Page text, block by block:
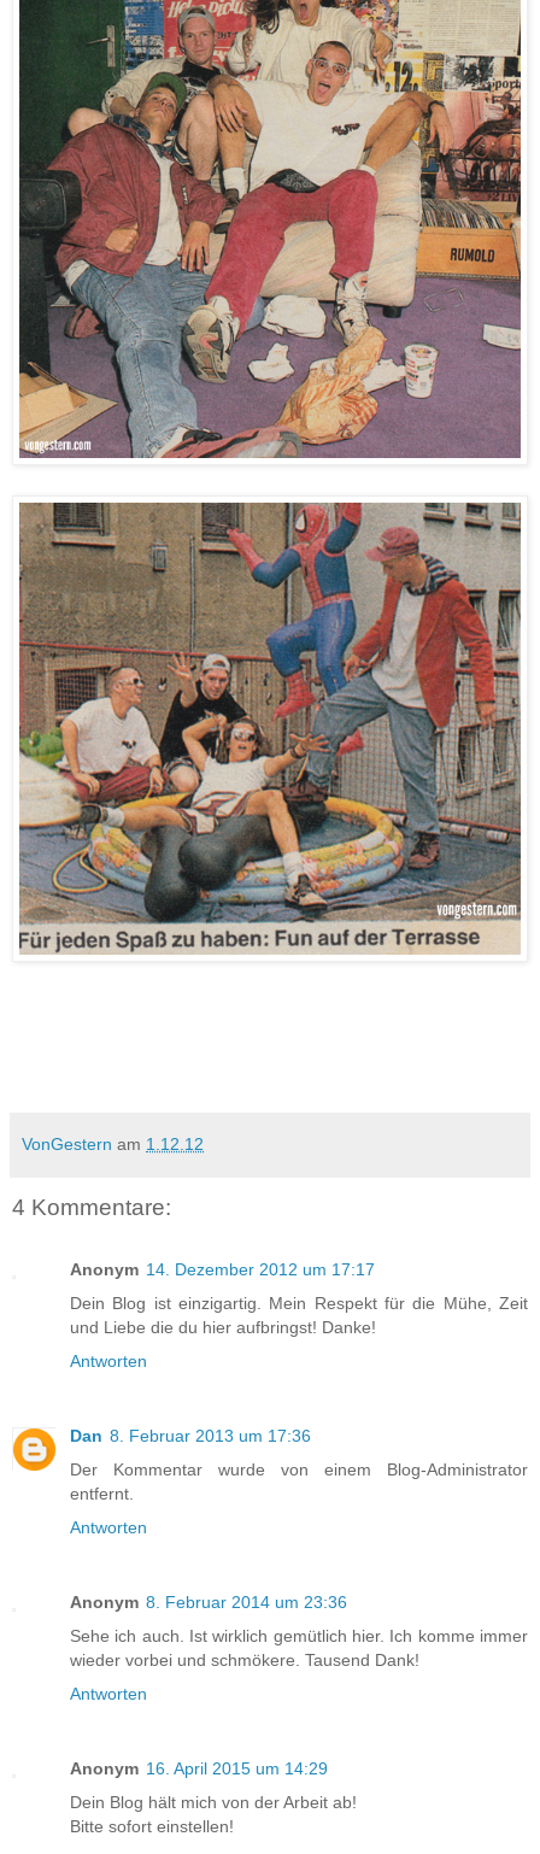
VonGestern am 1.12.12
4 Kommentare:
Anonym 14. Dezember 2012 um 17:17
Dein Blog ist einzigartig. Mein Respekt für die Mühe, Zeit
und Liebe die du hier aufbringst! Danke!
Antworten
Dan 8. Februar 2013 um 17:36
Der Kommentar wurde von einem Blog-Administrator
entfernt.
Antworten
Anonym 8. Februar 2014 um 23:36
Sehe ich auch. Ist wirklich gemütlich hier. Ich komme immer
wieder vorbei und schmökere. Tausend Dank!
Antworten
Anonym 16. April 2015 um 14:29
Dein Blog hält mich von der Arbeit ab!
Bitte sofort einstellen!